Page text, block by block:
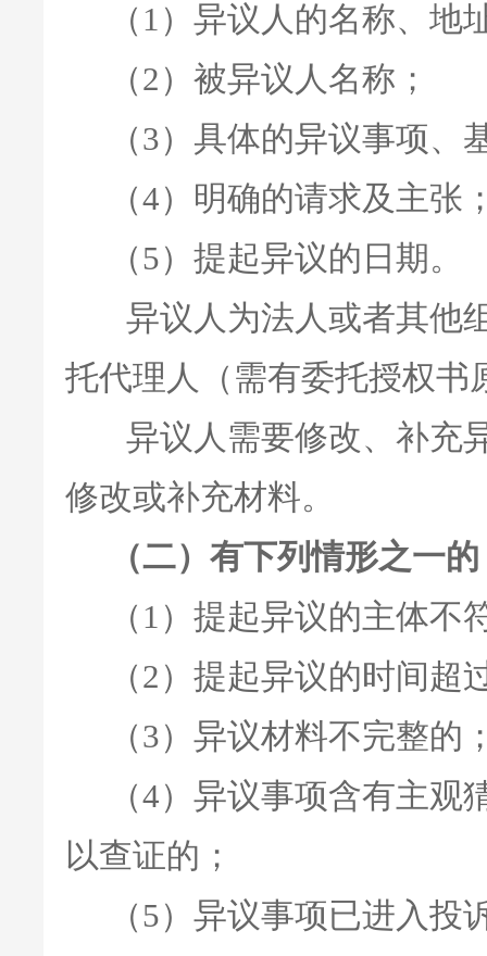
（1）异议人的名称、地
（2）被异议人名称；
（3）具体的异议事项、
（4）明确的请求及主张
（5）提起异议的日期。
异议人为法人或者其他
托代理人（需有委托授权
异议人需要修改、补充
修改或补充材料。
（二）有下列情形之一
（1）提起异议的主体不
（2）提起异议的时间超
（3）异议材料不完整的
（4）异议事项含有主观
以查证的；
（5）异议事项已进入投